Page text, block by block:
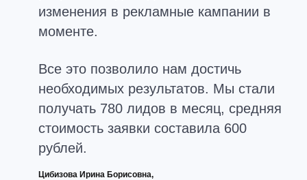
изменения в рекламные кампании в
моменте.
Все это позволило нам достичь
необходимых результатов. Мы стали
получать 780 лидов в месяц, средняя
стоимость заявки составила 600
рублей.
Цибизова Ирина Борисовна,